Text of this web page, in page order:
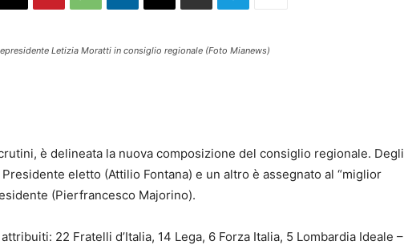
Letizia Moratti in consiglio regionale (Foto Mianews)
è delineata la nuova composizione del consiglio regionale. Degli
eletto (Attilio Fontana) e un altro è assegnato al “miglior
(Pierfrancesco Majorino).
22 Fratelli d’Italia, 14 Lega, 6 Forza Italia, 5 Lombardia Ideale –